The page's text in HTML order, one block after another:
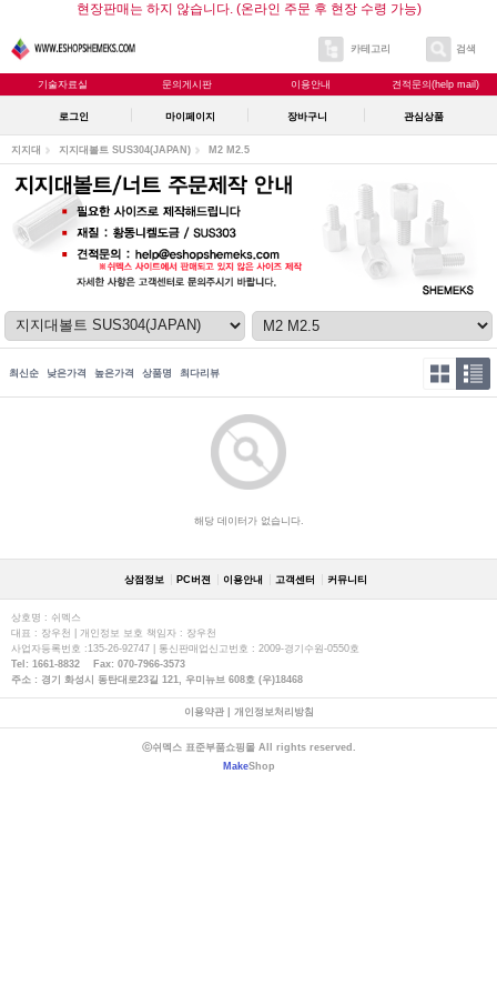
현장판매는 하지 않습니다. (온라인 주문 후 현장 수령 가능)
카테고리 검색
기술자료실 문의게시판 이용안내 견적문의(help mail)
로그인 마이페이지 장바구니 관심상품
지지대 지지대볼트 SUS304(JAPAN) M2 M2.5
최신순 낮은가격 높은가격 상품명 최다리뷰
해당 데이터가 없습니다.
상점정보 PC버젼 이용안내 고객센터 커뮤니티
상호명 : 쉬멕스
대표 : 장우천 | 개인정보 보호 책임자 : 장우천
사업자등록번호 :135-26-92747 | 통신판매업신고번호 : 2009-경기수원-0550호
Tel: 1661-8832 Fax: 070-7966-3573
주소 : 경기 화성시 동탄대로23길 121, 우미뉴브 608호 (우)18468
이용약관| 개인정보처리방침
ⓒ쉬멕스 표준부품쇼핑몰 All rights reserved.
MakeShop